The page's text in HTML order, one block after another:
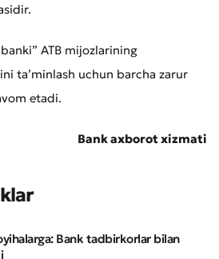
ATB mijozlarining
taʼminlash uchun barcha zarur
etadi.
Bank axborot xizmati
Bank tadbirkorlar bilan